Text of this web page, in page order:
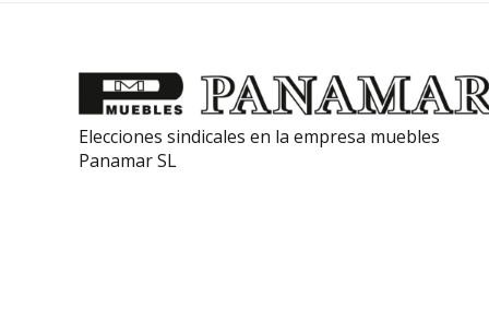
Elecciones sindicales en la empresa muebles
Panamar SL